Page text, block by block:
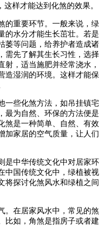
样才能达到化煞的效果。
的重要环节。一般来说，绿
的水分才能生长茁壮。若是
萎等问题，给养护者造成诸
需先了解其生长习性，选择
，适当施肥并经常浇水，
造湿润的环境。这样才能保
一些化煞方法，如吊挂镇宅
最为自然、环保的方法便是
煞是一种简单、自然、有效
加家居的空气质量，让人们
是中华传统文化中对居家环
中国传统文化中，绿植被视
将探讨化煞风水和绿植之间
。在居家风水中，常见的煞
比如，角煞是指房子或者建